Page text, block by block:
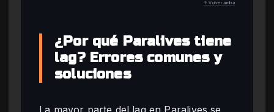
↑ Volver arriba
¿Por qué Paralives tiene
lag? Errores comunes y
soluciones
La mayor parte del lag en Paralives se